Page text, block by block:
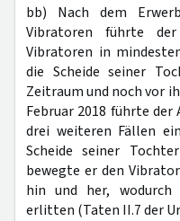
bb) Nach dem
Vibratoren führte
Vibratoren in
die Scheide seiner
Zeitraum und noch vor
Februar 2018 führte
drei weiteren Fällen
Scheide seiner
bewegte er den
hin und her, wodurch
erlitten (Taten II.7 der